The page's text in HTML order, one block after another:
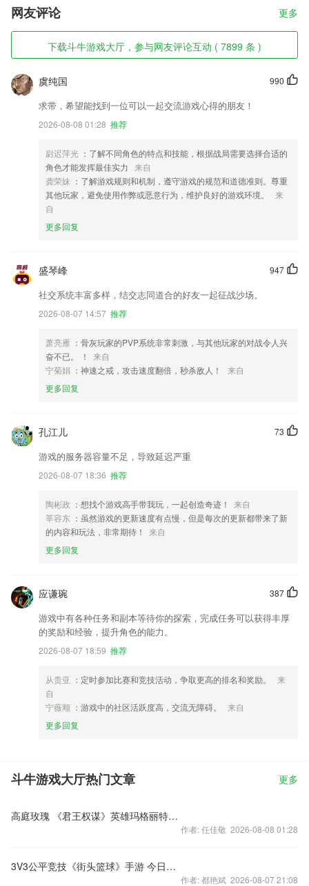
网友评论 更多
下载斗牛游戏大厅，参与网友评论互动 ( 7899 条 )
990
虞纯国
求带，希望能找到一位可以一起交流游戏心得的朋友！
2026-08-08 01:28 推荐
尉迟萍光 ：了解不同角色的特点和技能，根据战局需要选择合适的
角色才能发挥最佳实力 来自
龚荣妹 ：了解游戏规则和机制，遵守游戏的规范和道德准则。尊重
其他玩家，避免使用作弊或恶意行为，维护良好的游戏环境。
来
自
更多回复
947
盛琴峰
社交系统丰富多样，结交志同道合的好友一起征战沙场。
2026-08-07 14:57 推荐
萧亮雁 ：骨灰玩家的PVP系统非常刺激，与其他玩家的对战令人兴
奋不已。 ！
来自
宁菊娟 ：神速之戒，攻击速度翻倍，秒杀敌人！
来自
更多回复
73
孔江儿
游戏的服务器容量不足，导致延迟严重
2026-08-07 18:36 推荐
陶彬政 ：想找个游戏高手带我玩，一起创造奇迹！
来自
莘容东 ：虽然游戏的更新速度有点慢，但是每次的更新都带来了新
的内容和玩法，非常期待！
来自
更多回复
387
应谦琬
游戏中有各种任务和副本等待你的探索，完成任务可以获得丰厚
的奖励和经验，提升角色的能力。
2026-08-07 18:59 推荐
从贵亚 ：定时参加比赛和竞技活动，争取更高的排名和奖励。
来
自
宁薇顺 ：游戏中的社区活跃度高，交流无障碍。
来自
更多回复
斗牛游戏大厅热门文章 更多
高庭玫瑰 《君王权谋》英雄玛格丽特人物介绍
作者: 任佳敬 2026-08-08 01:28
3V3公平竞技《街头篮球》手游 今日潮爆上线
作者: 都艳斌 2026-08-07 21:08